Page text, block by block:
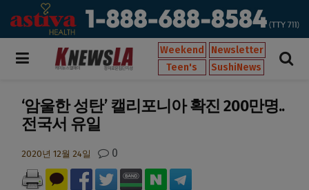
Weekend
Newsletter
Teen's
SushiNews
‘암울한 성탄’ 캘리포니아 확진 200만명..
전국서 유일
2020년 12월 24일 0